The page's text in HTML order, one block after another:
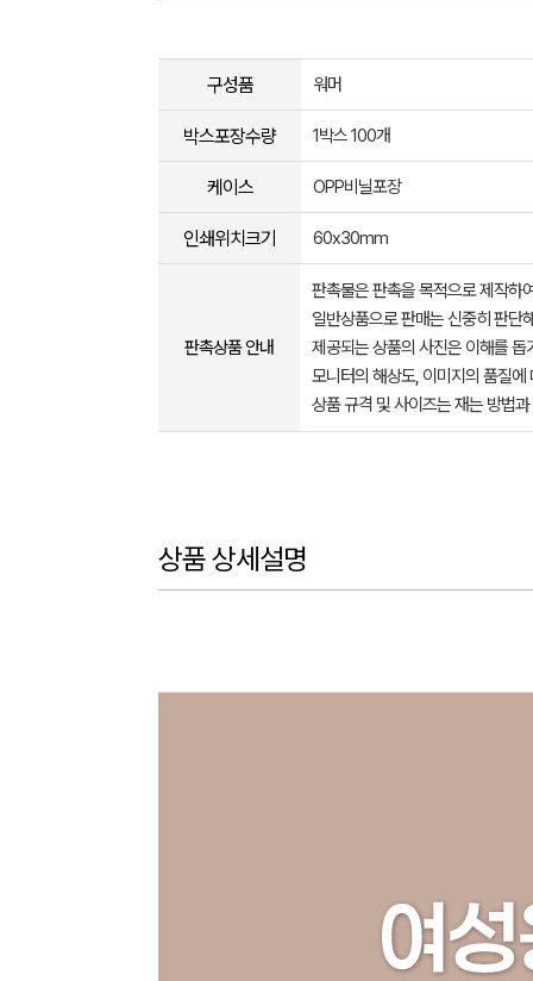
구성품 워머
박스포장수량 1박스 100개
케이스 OPP비닐포장
인쇄위치크기 60x30mm
판촉상품 안내
판촉물은 판촉을 목적으로 제작하
일반상품으로 판매는 신중히 판단
제공되는 상품의 사진은 이해를
모니터의 해상도, 이미지의 품질
상품 규격 및 사이즈는 재는 방법
상품 상세설명